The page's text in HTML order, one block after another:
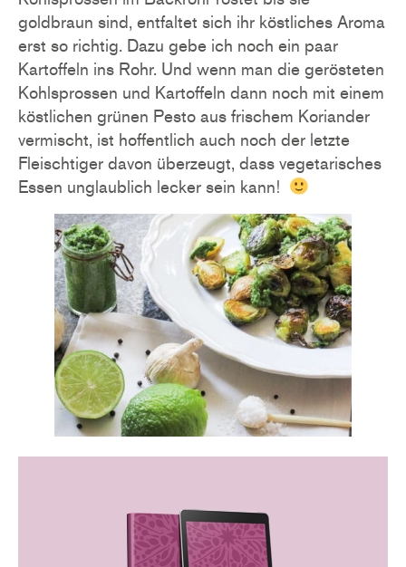
goldbraun sind, entfaltet sich ihr köstliches Aroma
erst so richtig. Dazu gebe ich noch ein paar
Kartoffeln ins Rohr. Und wenn man die gerösteten
Kohlsprossen und Kartoffeln dann noch mit einem
köstlichen grünen Pesto aus frischem Koriander
vermischt, ist hoffentlich auch noch der letzte
Fleischtiger davon überzeugt, dass vegetarisches
Essen unglaublich lecker sein kann!